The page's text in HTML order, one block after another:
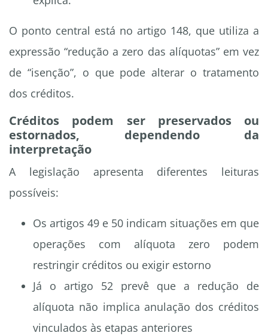
O ponto central está no artigo 148, que utiliza a
expressão“redução a zero das alíquotas”em vez
de “isenção”, o que pode alterar o tratamento
dos créditos.
Créditos podem ser preservados ou
estornados, dependendo da
interpretação
A legislação apresenta diferentes leituras
possíveis:
Os artigos 49 e 50 indicam situações em que
operações com alíquota zero podem
restringir créditos ou exigir estorno
Já o artigo 52 prevê que a redução de
alíquota não implica anulação dos créditos
vinculados às etapas anteriores